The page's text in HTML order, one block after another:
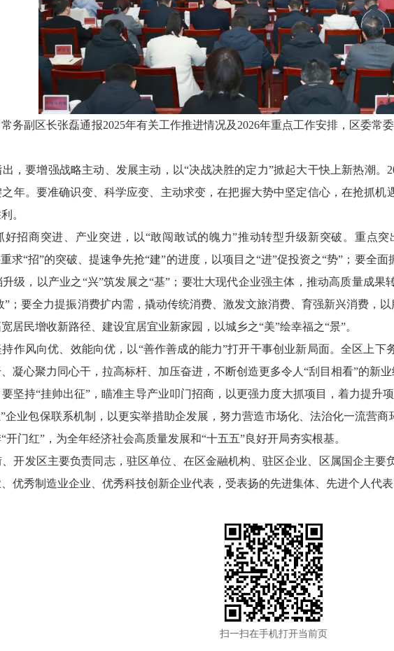
务副区长张磊通报2025年有关工作推进情况及2026年重点工作安排，区委常
，要增强战略主动、发展主动，以“决战决胜的定力”掀起大干快上新热潮。
年。要准确识变、科学应变、主动求变，在把握大势中坚定信心，在抢抓
。
好招商突进、产业突进，以“敢闯敢试的魄力”推动转型升级新突破。重点
求“招”的突破、提速争先抢“建”的进度，以项目之“进”促投资之“势”；要全
级，以产业之“兴”筑发展之“基”；要壮大现代企业强主体，推动高质量成
”；要全力提振消费扩内需，撬动传统消费、激发文旅消费、育强新兴消费，
居民增收新路径、建设宜居宜业新家园，以城乡之“美”绘幸福之“景”。
作风向优、效能向优，以“善作善成的能力”打开干事创业新局面。全区上
凝心聚力同心干，拉高标杆、加压奋进，不断创造更多令人“刮目相看”的新业
坚持“挂帅出征”，瞄准主导产业叩门招商，以更强力度大抓项目，着力提升
企业包保联系机制，以更实举措助企发展，努力营造市场化、法治化一流营
开门红”，为全年经济社会高质量发展和“十五五”良好开局夯实根基。
开发区主要负责同志，驻区单位、在区金融机构、驻区企业、区属国企主
优秀制造业企业、优秀科技创新企业代表，受表扬的先进集体、先进个人代表
扫一扫在手机打开当前页